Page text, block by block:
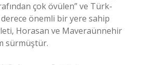
çok övülen” ve Türk-
önemli bir yere sahip
Horasan ve Maveraünnehir
sürmüştür.